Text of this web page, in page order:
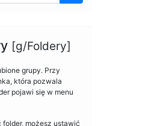
[g/Foldery]
grupy. Przy
która pozwala
pojawi się w menu
możesz ustawić